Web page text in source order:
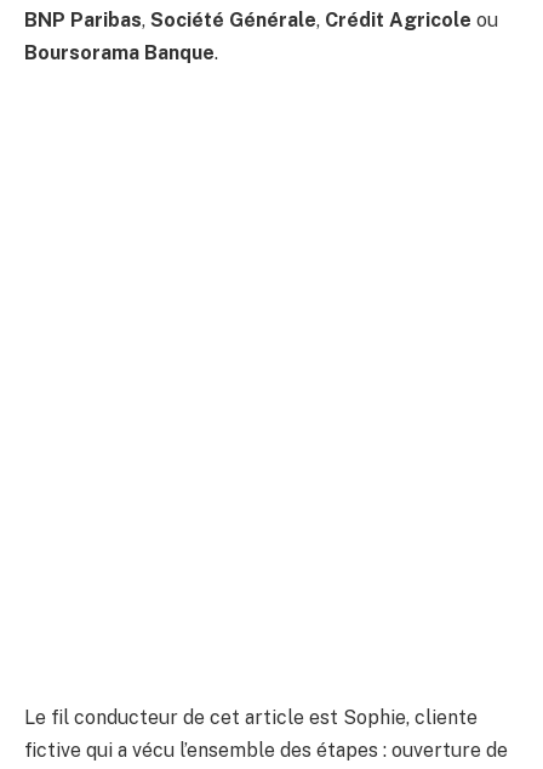
BNP Paribas, Société Générale, Crédit Agricole ou
Boursorama Banque.
Le fil conducteur de cet article est Sophie, cliente
fictive qui a vécu l’ensemble des étapes : ouverture de